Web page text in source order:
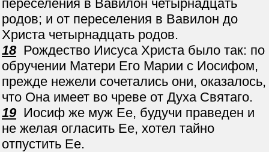
переселения в Вавилон четырнадцать
родов; и от переселения в Вавилон до
Христа четырнадцать родов.
18Рождество Иисуса Христа было так: по
обручении Матери Его Марии с Иосифом,
прежде нежели сочетались они, оказалось,
что Она имеет во чреве от Духа Святаго.
19Иосиф же муж Ее, будучи праведен и
не желая огласить Ее, хотел тайно
отпустить Ее.